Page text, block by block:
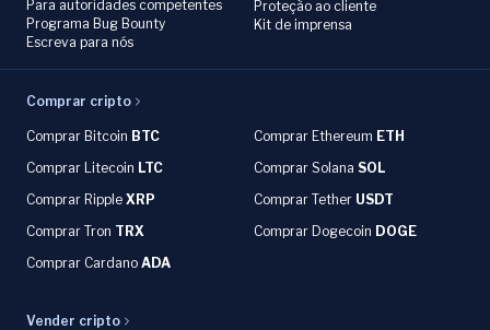
Para autoridades competentes
Programa Bug Bounty
Escreva para nós
Proteção ao cliente
Kit de imprensa
Comprar cripto
Comprar Bitcoin BTC Comprar Ethereum ETH
Comprar Litecoin LTC Comprar Solana SOL
Comprar Ripple XRP Comprar Tether USDT
Comprar Tron TRX Comprar Dogecoin DOGE
Comprar Cardano ADA
Vender cripto